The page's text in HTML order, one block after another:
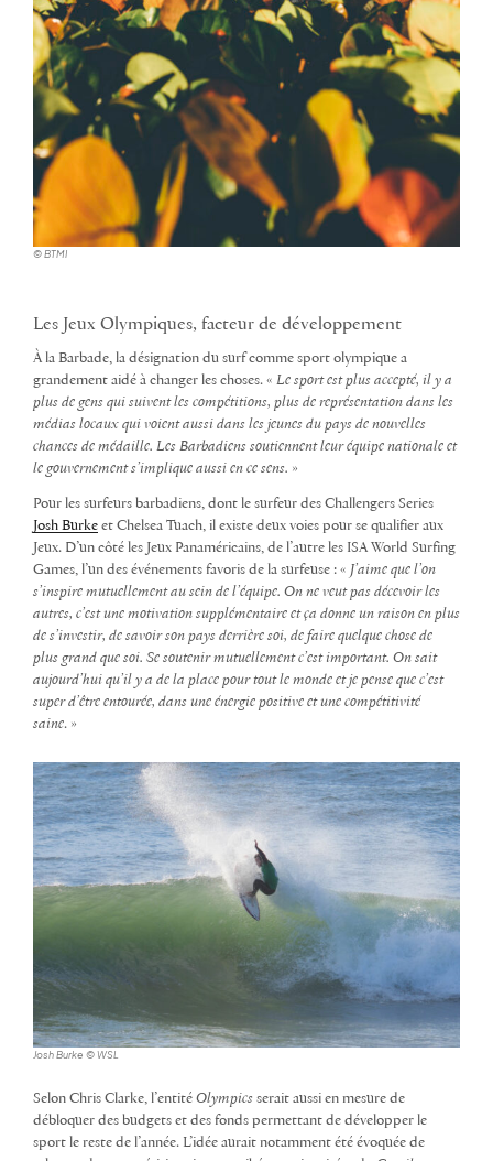
© BTMI
Les Jeux Olympiques, facteur de développement
À la Barbade, la désignation du surf comme sport olympique a
grandement aidé à changer les choses. « Le sport est plus accepté, il y a
plus de gens qui suivent les compétitions, plus de représentation dans les
médias locaux qui voient aussi dans les jeunes du pays de nouvelles
chances de médaille. Les Barbadiens soutiennent leur équipe nationale et
le gouvernement s’implique aussi en ce sens. »
Pour les surfeurs barbadiens, dont le surfeur des Challengers Series
Josh Burke et Chelsea Tuach, il existe deux voies pour se qualifier aux
Jeux. D’un côté les Jeux Panaméricains, de l’autre les ISA World Surfing
Games, l’un des événements favoris de la surfeuse : « J’aime que l’on
s’inspire mutuellement au sein de l’équipe. On ne veut pas décevoir les
autres, c’est une motivation supplémentaire et ça donne un raison en plus
de s’investir, de savoir son pays derrière soi, de faire quelque chose de
plus grand que soi. Se soutenir mutuellement c’est important. On sait
aujourd’hui qu’il y a de la place pour tout le monde et je pense que c’est
super d’être entourée, dans une énergie positive et une compétitivité
saine. »
Josh Burke © WSL
Selon Chris Clarke, l’entité Olympics serait aussi en mesure de
débloquer des budgets et des fonds permettant de développer le
sport le reste de l’année. L’idée aurait notamment été évoquée de